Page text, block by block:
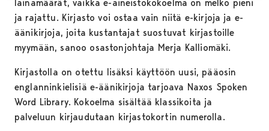
lainamäärät, vaikka e-aineistokokoelma on melko pieni
ja rajattu. Kirjasto voi ostaa vain niitä e-kirjoja ja e-
äänikirjoja, joita kustantajat suostuvat kirjastoille
myymään, sanoo osastonjohtaja Merja Kalliomäki.
Kirjastolla on otettu lisäksi käyttöön uusi, pääosin
englanninkielisiä e-äänikirjoja tarjoava Naxos Spoken
Word Library. Kokoelma sisältää klassikoita ja
palveluun kirjaudutaan kirjastokortin numerolla.